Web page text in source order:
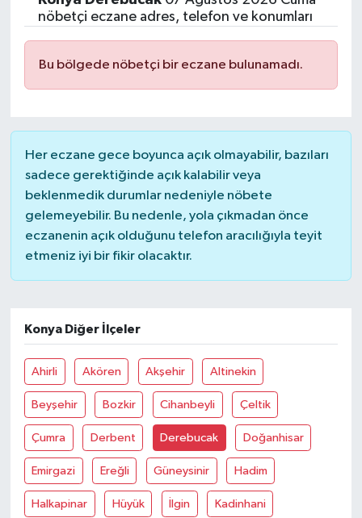
nöbetçi eczane adres, telefon ve konumları
Bu bölgede nöbetçi bir eczane bulunamadı.
Her eczane gece boyunca açık olmayabilir, bazıları
sadece gerektiğinde açık kalabilir veya
beklenmedik durumlar nedeniyle nöbete
gelemeyebilir. Bu nedenle, yola çıkmadan önce
eczanenin açık olduğunu telefon aracılığıyla teyit
etmeniz iyi bir fikir olacaktır.
Konya Diğer İlçeler
Ahirli Akören Akşehir Altinekin
Beyşehir Bozkir Cihanbeyli Çeltik
Çumra Derbent Derebucak Doğanhisar
Emirgazi Ereğli Güneysinir Hadim
Halkapinar Hüyük İlgin Kadinhani